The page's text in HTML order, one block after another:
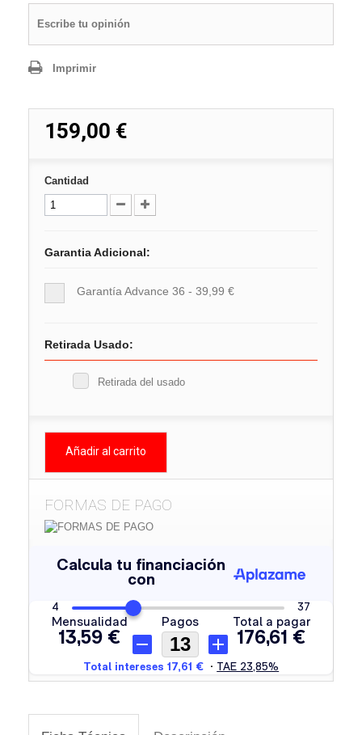
Escribe tu opinión
Imprimir
159,00 €
Cantidad
Garantia Adicional:
Garantía Advance 36 - 39,99 €
Retirada Usado:
Retirada del usado
Añadir al carrito
FORMAS DE PAGO